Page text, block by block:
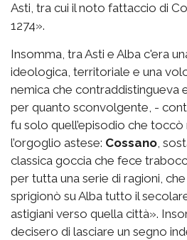
Asti, tra cui il noto fattaccio di
1274».
Insomma, tra Asti e Alba c'era
ideologica, territoriale e una
nemica che contraddistingueva
per quanto sconvolgente, -
fu solo quell’episodio che
l’orgoglio astese: Cossano,
classica goccia che fece
per tutta una serie di ragioni,
sprigionò su Alba tutto il
astigiani verso quella città».
decisero di lasciare un segno